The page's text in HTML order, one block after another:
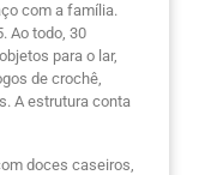
com a família.
Ao todo, 30
para o lar,
de crochê,
A estrutura conta
doces caseiros,